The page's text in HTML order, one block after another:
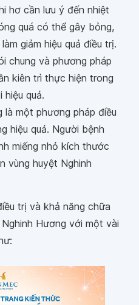
hơ cần lưu ý đến nhiệt
quá có thể gây bỏng,
giảm hiệu quả điều trị.
chung và phương pháp
kiên trì thực hiện trong
hiệu quả.
là một phương pháp điều
hiệu quả. Người bệnh
miếng nhỏ kích thước
vùng huyệt Nghinh
trị và khả năng chữa
Hương với một vài